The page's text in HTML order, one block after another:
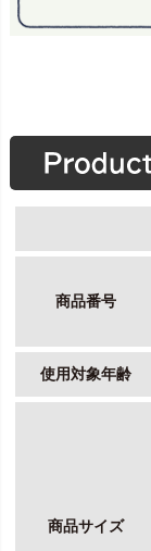
商品番号
使用対象年齢
商品サイズ